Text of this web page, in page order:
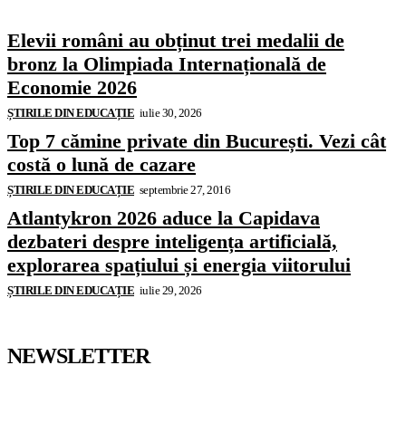
Elevii români au obținut trei medalii de
bronz la Olimpiada Internațională de
Economie 2026
ȘTIRILE DIN EDUCAȚIE iulie 30, 2026
Top 7 cămine private din București. Vezi cât
costă o lună de cazare
ȘTIRILE DIN EDUCAȚIE septembrie 27, 2016
Atlantykron 2026 aduce la Capidava
dezbateri despre inteligența artificială,
explorarea spațiului și energia viitorului
ȘTIRILE DIN EDUCAȚIE iulie 29, 2026
NEWSLETTER